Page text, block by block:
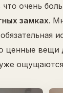
очень
замках.
ценные вещи